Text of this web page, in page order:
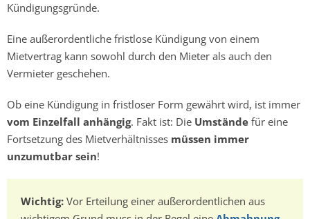
Kündigungsgründe.
Eine außerordentliche fristlose Kündigung von einem
Mietvertrag kann sowohl durch den Mieter als auch den
Vermieter geschehen.
Ob eine Kündigung in fristloser Form gewährt wird, ist immer
vom Einzelfall anhängig. Fakt ist: Die Umstände für eine
Fortsetzung des Mietverhältnisses müssen immer
unzumutbar sein!
Wichtig: Vor Erteilung einer außerordentlichen aus